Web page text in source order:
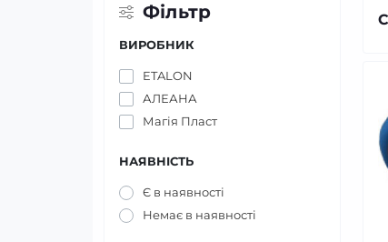
Фільтр
ВИРОБНИК
ETALON
АЛЕАНА
Магія Пласт
НАЯВНІСТЬ
Є в наявності
Немає в наявності